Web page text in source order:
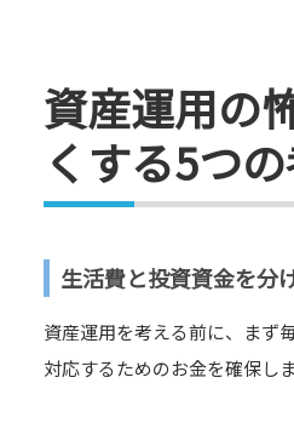
資産運用の
くする5つ
生活費と投資資金を分
資産運用を考える前に、まず
対応するためのお金を確保しま